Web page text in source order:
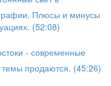
Плюсы и минусы
(52:08)
- современные
темы продаются. (45:26)